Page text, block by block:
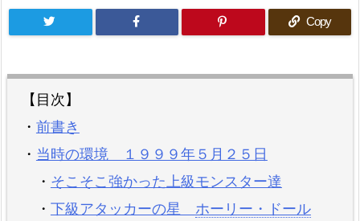
Copy
【目次】
・ 前書き
・ 当時の環境 １９９９年５月２５日
・ そこそこ強かった上級モンスター達
・ 下級アタッカーの星 ホーリー・ドール